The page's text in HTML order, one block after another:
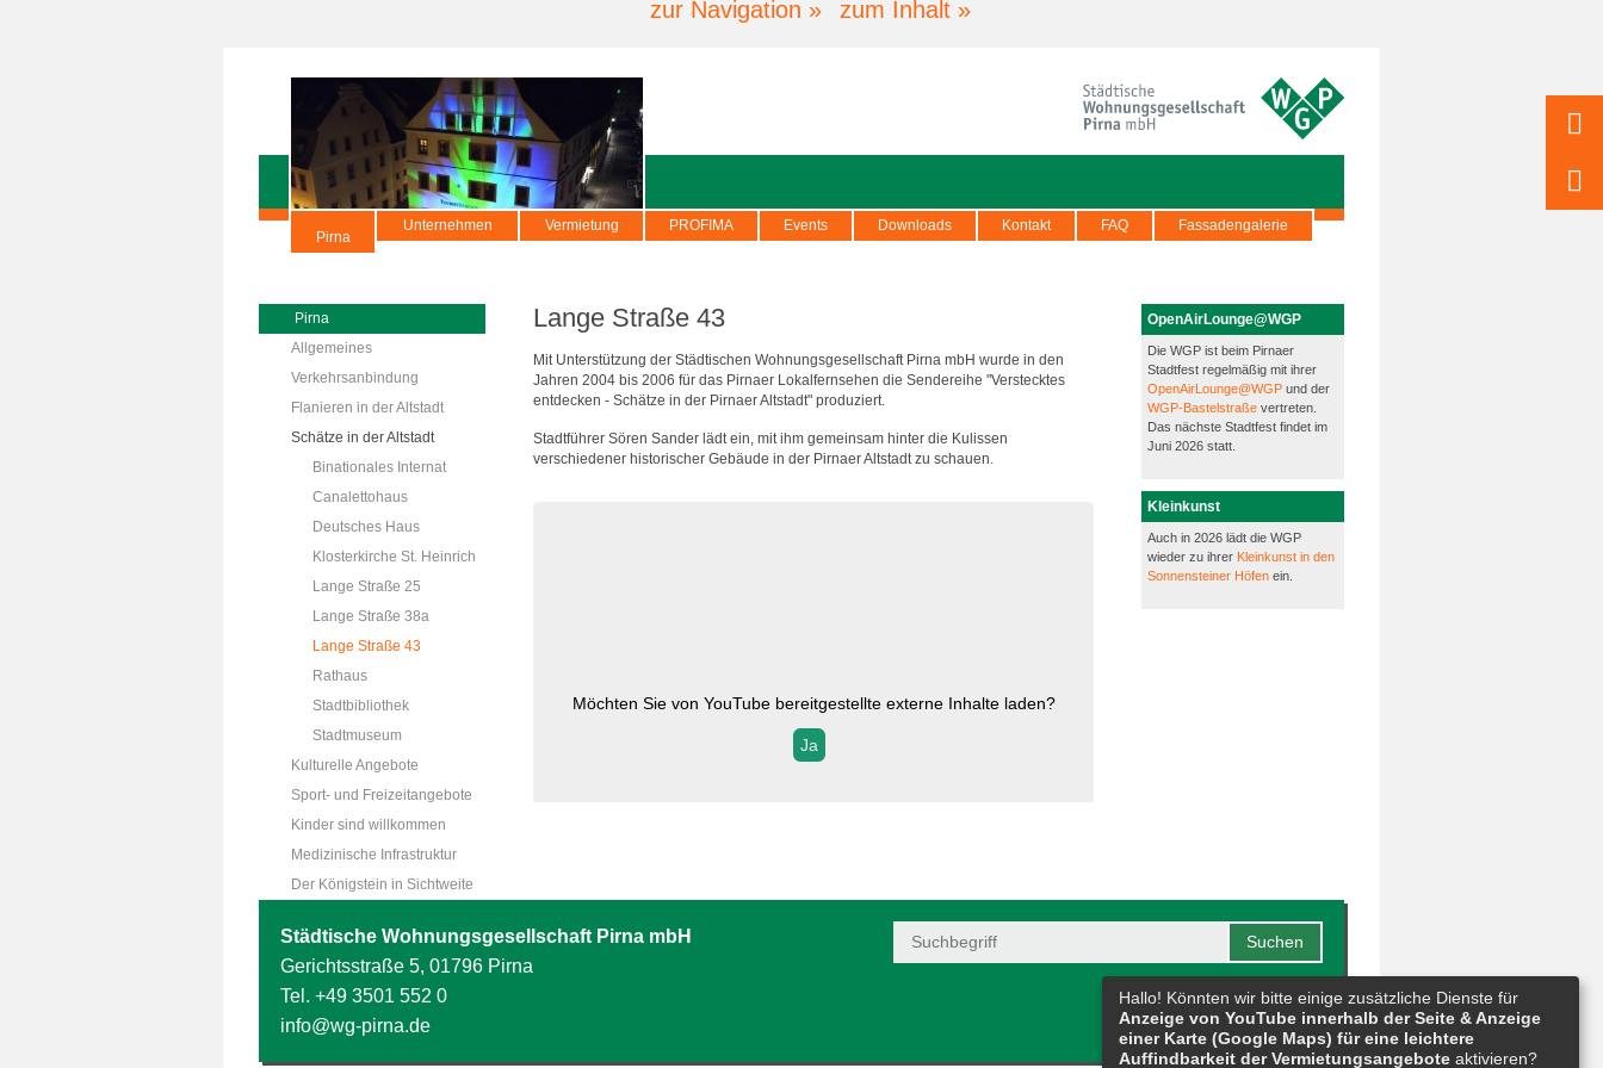
zur Navigation » zum Inhalt »
Pirna
Unternehmen Vermietung PROFIMA Events Downloads Kontakt FAQ Fassadengalerie
Pirna
Allgemeines
Verkehrsanbindung
Flanieren in der Altstadt
Schätze in der Altstadt
Binationales Internat
Canalettohaus
Deutsches Haus
Klosterkirche St. Heinrich
Lange Straße 25
Lange Straße 38a
Lange Straße 43
Rathaus
Stadtbibliothek
Stadtmuseum
Kulturelle Angebote
Sport- und Freizeitangebote
Kinder sind willkommen
Medizinische Infrastruktur
Der Königstein in Sichtweite
Lange Straße 43
Mit Unterstützung der Städtischen Wohnungsgesellschaft Pirna mbH wurde in den
Jahren 2004 bis 2006 für das Pirnaer Lokalfernsehen die Sendereihe "Verstecktes
entdecken - Schätze in der Pirnaer Altstadt" produziert.
Stadtführer Sören Sander lädt ein, mit ihm gemeinsam hinter die Kulissen
verschiedener historischer Gebäude in der Pirnaer Altstadt zu schauen.
Möchten Sie von YouTubebereitgestellte externe Inhalte laden?
Ja
OpenAirLounge@WGP
Die WGP ist beim Pirnaer
Stadtfest regelmäßig mit ihrer
OpenAirLounge@WGP und der
WGP-Bastelstraße vertreten.
Das nächste Stadtfest findet im
Juni 2026 statt.
Kleinkunst
Auch in 2026 lädt die WGP
wieder zu ihrer Kleinkunst in den
Sonnensteiner Höfen ein.
Städtische Wohnungsgesellschaft Pirna mbH
Gerichtsstraße 5, 01796 Pirna
Tel. +49 3501 552 0
info@wg-pirna.de
Hallo! Könnten wir bitte einige zusätzliche Dienste für
Anzeige von YouTube innerhalb der Seite & Anzeige
einer Karte (Google Maps) für eine leichtere
Auffindbarkeit der Vermietungsangebote aktivieren?